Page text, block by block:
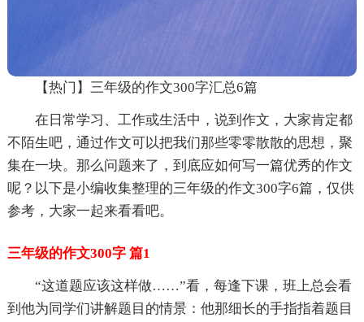
【热门】三年级的作文300字汇总6篇
在日常学习、工作或生活中，说到作文，大家肯定都
不陌生吧，通过作文可以把我们那些零零散散的思想，聚
集在一块。那么问题来了，到底应如何写一篇优秀的作文
呢？以下是小编收集整理的三年级的作文300字6篇，仅供
参考，大家一起来看看吧。
三年级的作文300字 篇1
“这道题应该这样做……”看，每逢下课，班上总会看
到他为同学们讲解题目的情景：他那细长的手指指着题目